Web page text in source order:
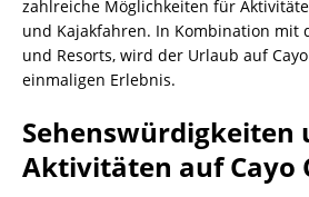
zahlreiche Möglichkeiten für
und Kajakfahren. In Kombination mit
und Resorts, wird der Urlaub auf
einmaligen Erlebnis.
Sehenswürdigkeiten
Aktivitäten auf Cayo